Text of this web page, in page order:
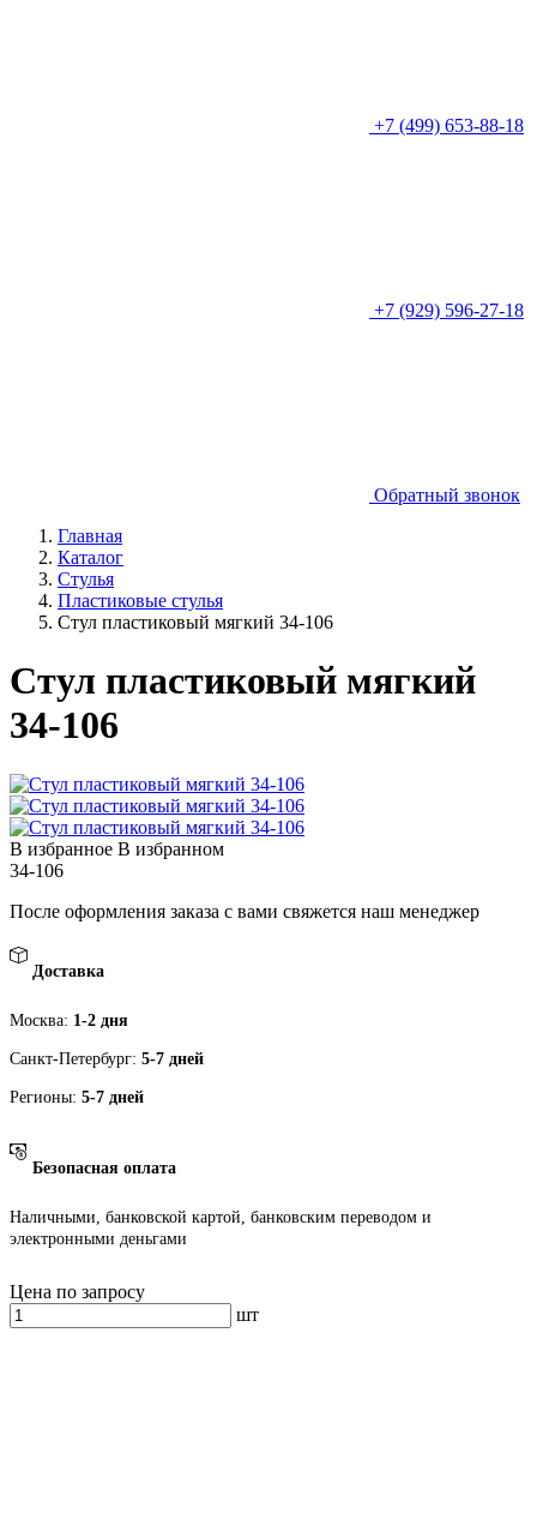
+7 (499) 653-88-18
+7 (929) 596-27-18
Обратный звонок
Главная
Каталог
Стулья
Пластиковые стулья
Стул пластиковый мягкий 34-106
Стул пластиковый мягкий
34-106
В избранное В избранном
34-106
После оформления заказа с вами свяжется наш менеджер
Доставка
Москва: 1-2 дня
Санкт-Петербург: 5-7 дней
Регионы: 5-7 дней
Безопасная оплата
Наличными, банковской картой, банковским переводом и
электронными деньгами
Цена по запросу
шт